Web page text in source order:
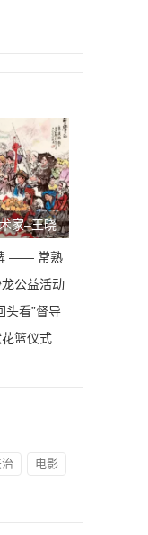
家–王晓
—— 常熟
牌仪式
公益活动
头看”督导
篮仪式
电影